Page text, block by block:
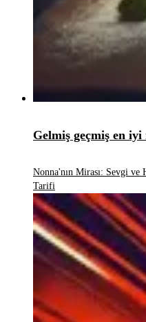
Gelmiş geçmiş en
Nonna'nın Mirası: Sevgi ve
Tarifi